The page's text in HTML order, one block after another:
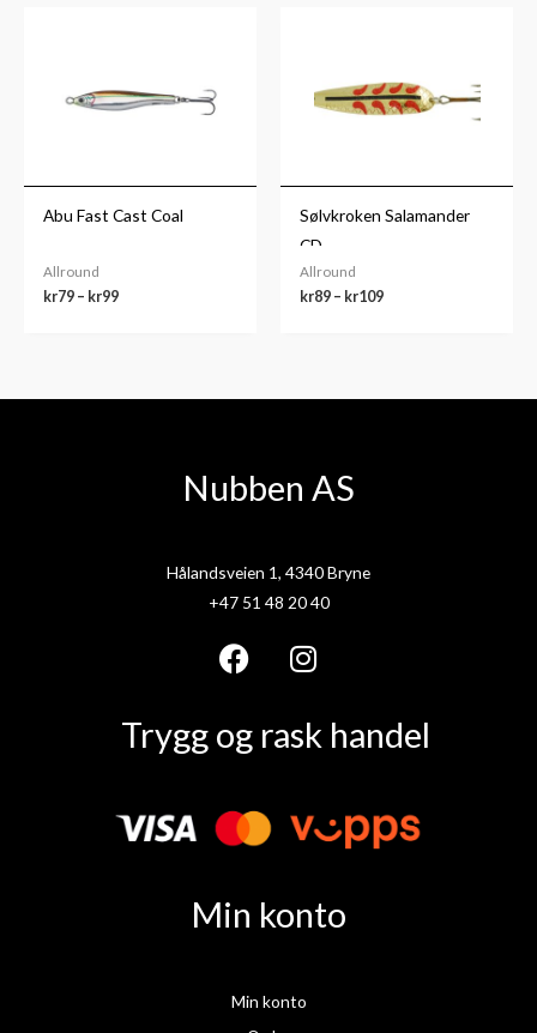
Abu Fast Cast Coal
Allround
kr79 – kr99
Sølvkroken Salamander
CD
Allround
kr89 – kr109
Nubben AS
Hålandsveien 1, 4340 Bryne
+47 51 48 20 40
F
c
b
o
I
n
s
g
m
Trygg og rask handel
Min konto
Min konto